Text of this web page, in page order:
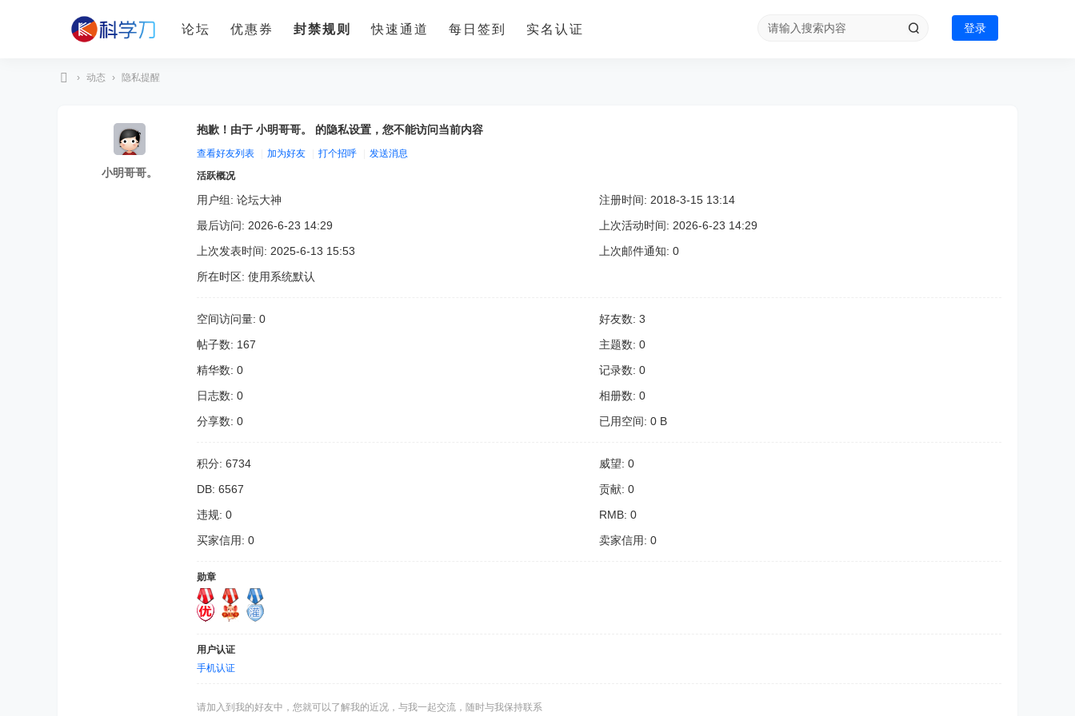
论坛 优惠券 封禁规则 快速通道 每日签到 实名认证 登录
› 动态 › 隐私提醒
小明哥哥。
抱歉！由于 小明哥哥。 的隐私设置，您不能访问当前内容
查看好友列表 加为好友 打个招呼
发送消息
活跃概况
用户组: 论坛大神
注册时间: 2018-3-15 13:14
最后访问: 2026-6-23 14:29
上次活动时间: 2026-6-23 14:29
上次发表时间: 2025-6-13 15:53
上次邮件通知: 0
所在时区: 使用系统默认
空间访问量: 0
好友数: 3
帖子数: 167
主题数: 0
精华数: 0
记录数: 0
日志数: 0
相册数: 0
分享数: 0
已用空间: 0 B
积分: 6734
威望: 0
DB: 6567
贡献: 0
违规: 0
RMB: 0
买家信用: 0
卖家信用: 0
勋章
用户认证
手机认证
请加入到我的好友中，您就可以了解我的近况，与我一起交流，随时与我保持联系